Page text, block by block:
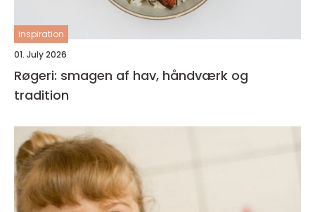
inspiration
01. July 2026
Røgeri: smagen af hav, håndværk og
tradition